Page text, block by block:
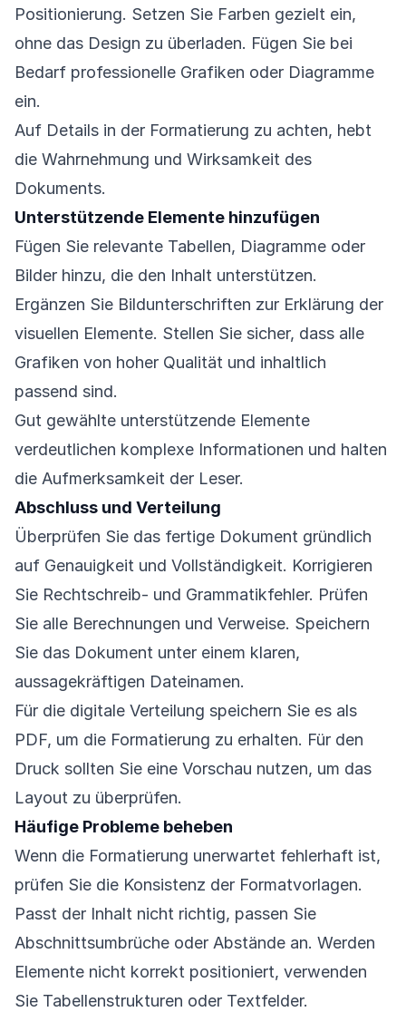
Positionierung. Setzen Sie Farben gezielt ein,
ohne das Design zu überladen. Fügen Sie bei
Bedarf professionelle Grafiken oder Diagramme
ein.
Auf Details in der Formatierung zu achten, hebt
die Wahrnehmung und Wirksamkeit des
Dokuments.
Unterstützende Elemente hinzufügen
Fügen Sie relevante Tabellen, Diagramme oder
Bilder hinzu, die den Inhalt unterstützen.
Ergänzen Sie Bildunterschriften zur Erklärung der
visuellen Elemente. Stellen Sie sicher, dass alle
Grafiken von hoher Qualität und inhaltlich
passend sind.
Gut gewählte unterstützende Elemente
verdeutlichen komplexe Informationen und halten
die Aufmerksamkeit der Leser.
Abschluss und Verteilung
Überprüfen Sie das fertige Dokument gründlich
auf Genauigkeit und Vollständigkeit. Korrigieren
Sie Rechtschreib- und Grammatikfehler. Prüfen
Sie alle Berechnungen und Verweise. Speichern
Sie das Dokument unter einem klaren,
aussagekräftigen Dateinamen.
Für die digitale Verteilung speichern Sie es als
PDF, um die Formatierung zu erhalten. Für den
Druck sollten Sie eine Vorschau nutzen, um das
Layout zu überprüfen.
Häufige Probleme beheben
Wenn die Formatierung unerwartet fehlerhaft ist,
prüfen Sie die Konsistenz der Formatvorlagen.
Passt der Inhalt nicht richtig, passen Sie
Abschnittsumbrüche oder Abstände an. Werden
Elemente nicht korrekt positioniert, verwenden
Sie Tabellenstrukturen oder Textfelder.